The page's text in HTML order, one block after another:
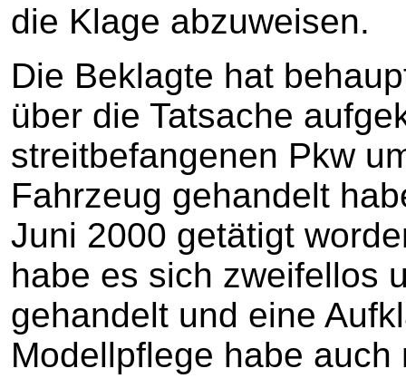
die Klage abzuweisen.
Die Beklagte hat
über die Tatsache
streitbefangenen Pkw
Fahrzeug gehandelt
Juni 2000 getätigt
habe es sich zweifellos
gehandelt und eine
Modellpflege habe